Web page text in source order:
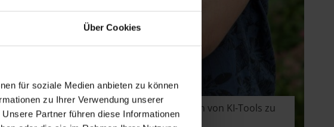
Über Cookies
für soziale Medien anbieten zu können
zu Ihrer Verwendung unserer
Partner führen diese Informationen
gemeinnützige Betriebe, die Chancen von KI-Tools zu